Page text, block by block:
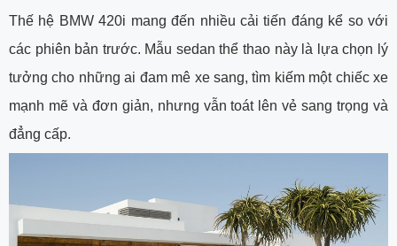
Thế hệ BMW 420i mang đến nhiều cải tiến đáng kể so với
các phiên bản trước. Mẫu sedan thể thao này là lựa chọn lý
tưởng cho những ai đam mê xe sang, tìm kiếm một chiếc xe
mạnh mẽ và đơn giản, nhưng vẫn toát lên vẻ sang trọng và
đẳng cấp.